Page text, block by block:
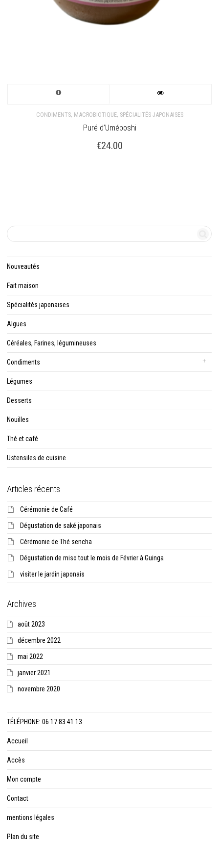
CONDIMENTS, MACROBIOTIQUE, SPÉCIALITÉS JAPONAISES
Puré d’Uméboshi
€24.00
Nouveautés
Fait maison
Spécialités japonaises
Algues
Céréales, Farines, légumineuses
Condiments
Légumes
Desserts
Nouilles
Thé et café
Ustensiles de cuisine
Articles récents
Cérémonie de Café
Dégustation de saké japonais
Cérémonie de Thé sencha
Dégustation de miso tout le mois de Février à Guinga
visiter le jardin japonais
Archives
août 2023
décembre 2022
mai 2022
janvier 2021
novembre 2020
TÉLÉPHONE: 06 17 83 41 13
Accueil
Accès
Mon compte
Contact
mentions légales
Plan du site